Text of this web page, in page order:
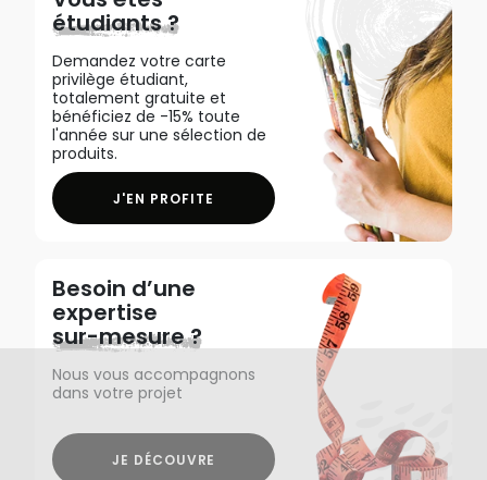
étudiants ?
Demandez votre carte
privilège étudiant,
totalement gratuite et
bénéficiez de -15% toute
l'année sur une sélection de
produits.
J'EN PROFITE
Besoin d’une
expertise
sur-mesure ?
Nous vous accompagnons
dans votre projet
JE DÉCOUVRE